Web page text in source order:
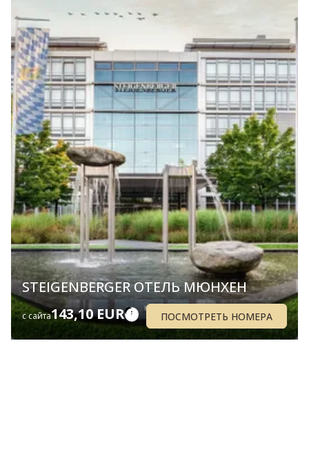
STEIGENBERGER ОТЕЛЬ МЮНХЕН
с сайта143,10 EUR ПОСМОТРЕТЬ НОМЕРА